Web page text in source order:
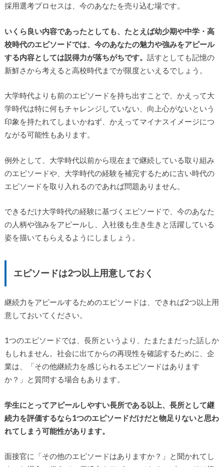
採用選考プロセスは、今のあなたを売り込む場です。
いくら良い内容であったとしても、たとえば幼少期や中学・高
校時代のエピソードでは、今のあなたの魅力や強みをアピール
する内容としては説得力が落ちがちです。 話すとしても記憶の
新鮮さから考えると高校時代までが限度といえるでしょう。
大学時代よりも前のエピソードを持ち出すことで、かえって大
学時代は特に何もチャレンジしていない、向上心がないという
印象を持たれてしまいかねず、かえってマイナスイメージにつ
ながる可能性もあります。
例外として、大学時代以前から現在まで継続している取り組み
のエピソードや、大学時代の経験を補完するために古い時代の
エピソードを取り入れるのであれば問題ありません。
できるだけ大学時代の経験に基づくエピソードで、今のあなた
の人柄や強みをアピールし、入社後も生き生きと活躍している
姿を描いてもらえるようにしましょう。
エピソードは2つ以上用意しておく
継続力をアピールするためのエピソードは、できれば2つ以上用
意しておいてください。
1つのエピソードでは、長所というより、たまたまだった話しか
もしれません。社会に出てからの再現性を確認するために、企
業は、「その他継続力を感じられるエピソードはあります
か？」と質問する場合もあります。
学生にとってアピールしやすい長所である以上、長所として継
続力を評価するなら1つのエピソードだけだと物足りないと思わ
れてしまう可能性があります。
面接官に「その他のエピソードはありますか？」と聞かれてし